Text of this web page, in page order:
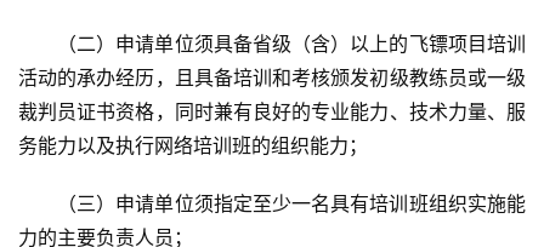
（二）申请单位须具备省级（含）以上的飞镖项目培训
活动的承办经历，且具备培训和考核颁发初级教练员或一级
裁判员证书资格，同时兼有良好的专业能力、技术力量、服
务能力以及执行网络培训班的组织能力；
（三）申请单位须指定至少一名具有培训班组织实施能
力的主要负责人员；